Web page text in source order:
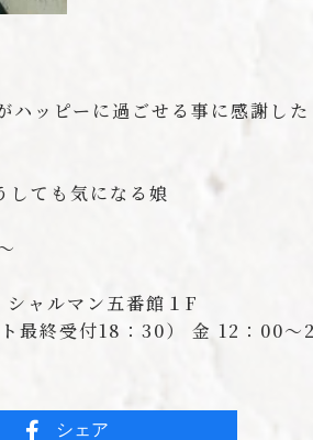
ハッピーに過ごせる事に感謝し
ても気になる娘
ャルマン五番館１F
最終受付18：30） 金 12：00
シェア